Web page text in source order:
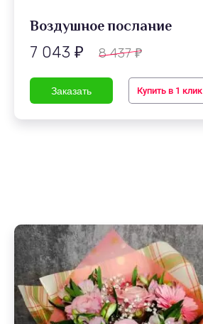
Воздушное послание
7 043 ₽ 8 437₽
Купить в 1 клик